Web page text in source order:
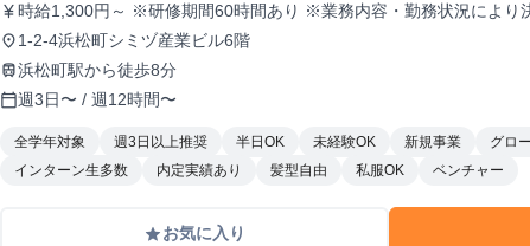
currency_yen時給1,300円～ ※研修期間60時間あり ※業務内容・勤務状況により
place 1-2-4浜松町シミヅ産業ビル6階
train浜松町駅から徒歩8分
calendar_today週3日〜 / 週12時間〜
全学年対象 週3日以上推奨 半日OK 未経験OK 新規事業 グロ
インターン生多数
内定実績あり 髪型自由 私服OK ベンチャー
gradeお気に入り